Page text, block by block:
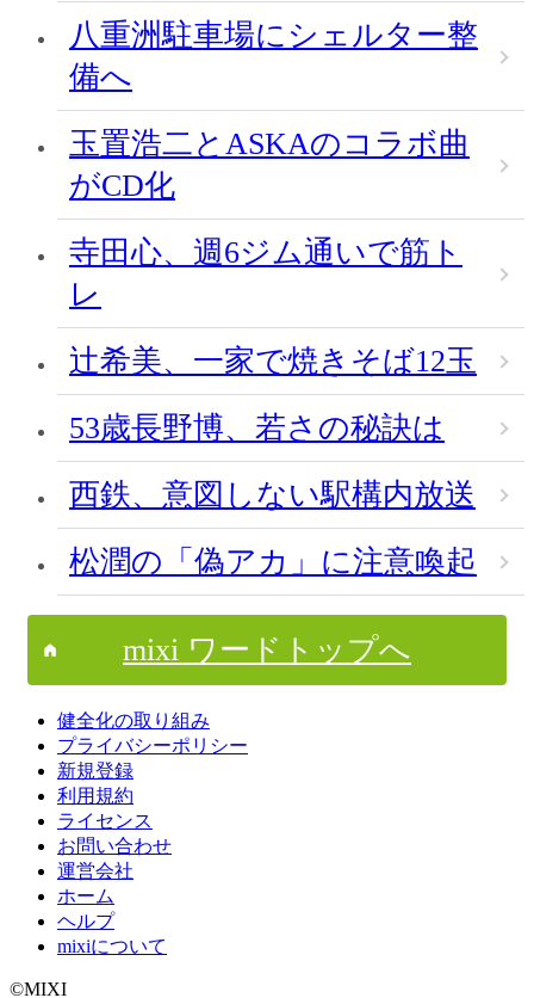
八重洲駐車場にシェルター整
備へ
玉置浩二とASKAのコラボ曲
がCD化
寺田心、週6ジム通いで筋ト
レ
辻希美、一家で焼きそば12玉
53歳長野博、若さの秘訣は
西鉄、意図しない駅構内放送
松潤の「偽アカ」に注意喚起
mixi ワードトップへ
健全化の取り組み
プライバシーポリシー
新規登録
利用規約
ライセンス
お問い合わせ
運営会社
ホーム
ヘルプ
mixiについて
©MIXI